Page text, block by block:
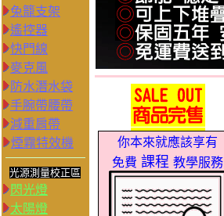
兔籠支架
遙控器
快門線
麥克風
防水潛水袋
手腕帶腰帶
減重肩帶
煙霧特效機
光源測量校正區
閃光燈
太陽燈
你本來就應該享有
免費 課程 教學服務